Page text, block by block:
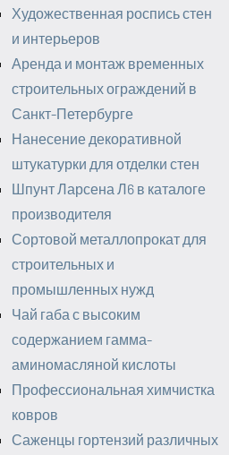
Художественная роспись стен
и интерьеров
Аренда и монтаж временных
строительных ограждений в
Санкт-Петербурге
Нанесение декоративной
штукатурки для отделки стен
Шпунт Ларсена Л6 в каталоге
производителя
Сортовой металлопрокат для
строительных и
промышленных нужд
Чай габа с высоким
содержанием гамма-
аминомасляной кислоты
Профессиональная химчистка
ковров
Саженцы гортензий различных